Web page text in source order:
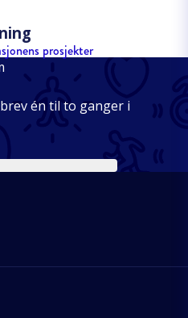
prosjekter
én til to ganger i